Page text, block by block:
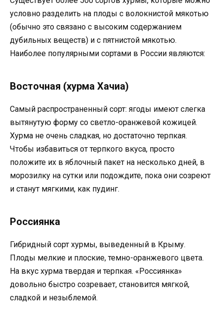
условно разделить на плоды с волокнистой мякотью
(обычно это связано с высоким содержанием
дубильных веществ) и с пятнистой мякотью.
Наиболее популярными сортами в России являются:
Восточная (хурма Хачиа)
Самый распространенный сорт: ягоды имеют слегка
вытянутую форму со светло-оранжевой кожицей.
Хурма не очень сладкая, но достаточно терпкая.
Чтобы избавиться от терпкого вкуса, просто
положите их в яблочный пакет на несколько дней, в
морозилку на сутки или подождите, пока они созреют
и станут мягкими, как пудинг.
Россиянка
Гибридный сорт хурмы, выведенный в Крыму.
Плоды мелкие и плоские, темно-оранжевого цвета.
На вкус хурма твердая и терпкая. «Россиянка»
довольно быстро созревает, становится мягкой,
сладкой и незыблемой.